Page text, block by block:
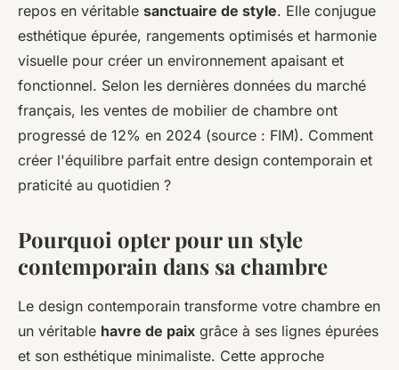
repos en véritable sanctuaire de style. Elle conjugue
esthétique épurée, rangements optimisés et harmonie
visuelle pour créer un environnement apaisant et
fonctionnel. Selon les dernières données du marché
français, les ventes de mobilier de chambre ont
progressé de 12% en 2024 (source : FIM). Comment
créer l'équilibre parfait entre design contemporain et
praticité au quotidien ?
Pourquoi opter pour un style
contemporain dans sa chambre
Le design contemporain transforme votre chambre en
un véritable havre de paix grâce à ses lignes épurées
et son esthétique minimaliste. Cette approche